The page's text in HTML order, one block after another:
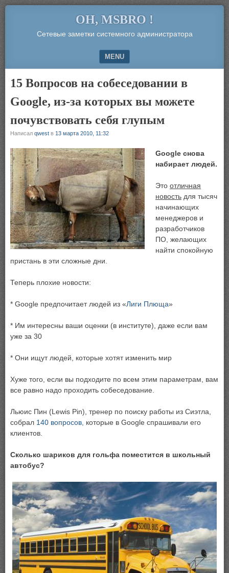
OH, MSBRO !
Сетевые заметки системного администратора
MENU
15 Вопросов на собеседовании в
Google, из-за которых вы можете
почувствовать себя глупым
Написал qwest в 13 марта 2010, 11:32
Google снова
набирает людей.
Это отличная
новость для тысяч
начинающих
менеджеров и
разработчиков
ПО, желающих
найти спокойную
пристань в эти сложные дни.
Теперь плохие новости:
* Google предпочитает людей из «Лиги Плюща»
* Им интересны ваши оценки (в институте), даже если вам
уже за 30
* Они ищут людей, которые хотят изменить мир
Хуже того, если вы подходите по всем этим параметрам, вам
все равно надо проходить собеседование.
Льюис Пин (Lewis Pin), тренер по поиску работы из Сиэтла,
собрал 140 вопросов, которые в Google спрашивали его
клиентов.
Сколько шариков для гольфа поместится в школьный
автобус?